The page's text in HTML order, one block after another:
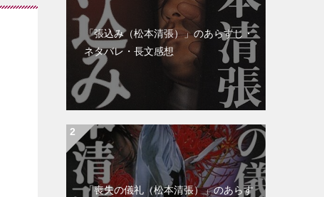
「張込み（松本清張）」のあらすじ・
ネタバレ・長文感想
「喪失の儀礼（松本清張）」のあらす